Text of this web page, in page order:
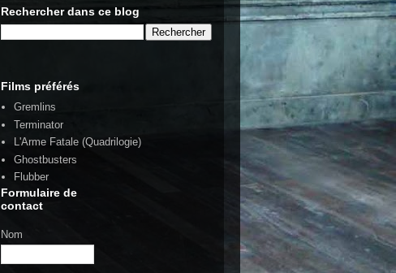
Rechercher dans ce blog
Films préférés
Gremlins
Terminator
L'Arme Fatale (Quadrilogie)
Ghostbusters
Flubber
Formulaire de
contact
Nom